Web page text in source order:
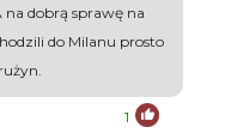
na dobrą sprawę na
do Milanu prosto
1